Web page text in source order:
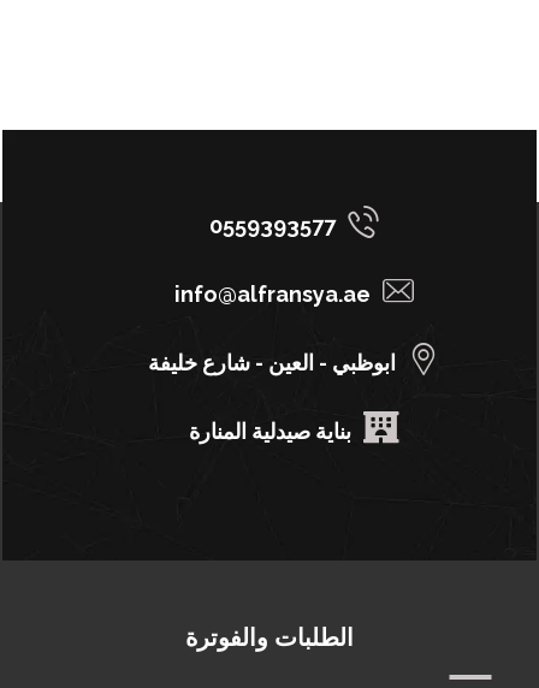
0559393577
info@alfransya.ae
ابوظبي - العين - شارع خليفة
بناية صيدلية المنارة
الطلبات والفوترة